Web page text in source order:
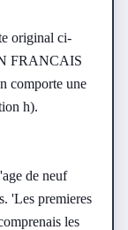
original ci-
FRANCAIS
comporte une
h).
de neuf
'Les premieres
les